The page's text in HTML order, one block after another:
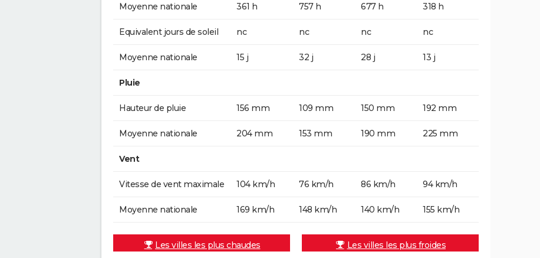
Moyenne nationale 361 h 757 h 677 h 318 h
Equivalent jours de soleil nc nc nc nc
Moyenne nationale 15 j 32 j 28 j 13 j
Pluie
Hauteur de pluie 156 mm 109 mm 150 mm 192 mm
Moyenne nationale 204 mm 153 mm 190 mm 225 mm
Vent
Vitesse de vent maximale 104 km/h 76 km/h 86 km/h 94 km/h
Moyenne nationale 169 km/h 148 km/h 140 km/h 155 km/h
Les villes les plus chaudes Les villes les plus froides